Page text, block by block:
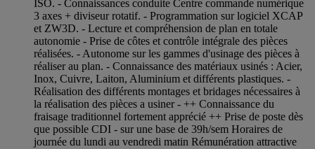
ISO. - Connaissances conduite Centre commande numérique
3 axes + diviseur rotatif. - Programmation sur logiciel XCAP
et ZW3D. - Lecture et compréhension de plan en totale
autonomie - Prise de côtes et contrôle intégrale des pièces
réalisées. - Autonome sur les gammes d'usinage des pièces à
réaliser au plan. - Connaissance des matériaux usinés : Acier,
Inox, Cuivre, Laiton, Aluminium et différents plastiques. -
Réalisation des différents montages et bridages nécessaires à
la réalisation des pièces a usiner - ++ Connaissance du
fraisage traditionnel fortement apprécié ++ Prise de poste dès
que possible CDI - sur une base de 39h/sem Horaires de
journée du lundi au vendredi matin Rémunération attractive